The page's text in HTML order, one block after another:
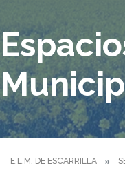
E.L.M. DE ESCARRILLA